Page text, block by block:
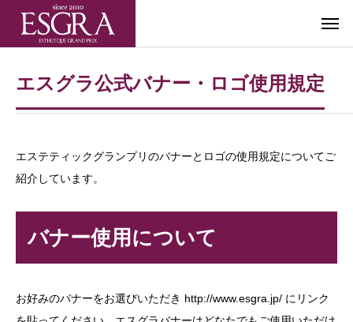
エスグラ公式バナー・ロゴ使用規定
エステティックグランプリのバナーとロゴの使用規定についてご
紹介しています。
バナー使用について
お好みのバナーをお選びいただき http://www.esgra.jp/ にリンク